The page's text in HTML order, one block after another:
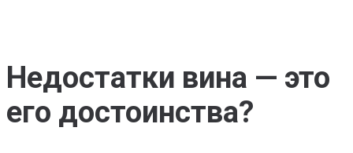
Недостатки вина — это
его достоинства?